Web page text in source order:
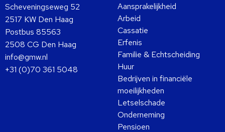
Scheveningseweg 52
2517 KW Den Haag
Postbus 85563
2508 CG Den Haag
info@gmw.nl
+31 (0)70 361 5048
Aansprakelijkheid
Arbeid
Cassatie
Erfenis
Familie & Echtscheiding
Huur
Bedrijven in financiële
moeilijkheden
Letselschade
Onderneming
Pensioen